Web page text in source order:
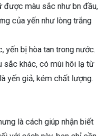
được màu sắc như bn đầu,
của yến như lòng trắng
yến bị hòa tan trong nước.
sắc khác, có mùi hôi lạ từ
yến giả, kém chất lượng.
là cách giúp nhận biết